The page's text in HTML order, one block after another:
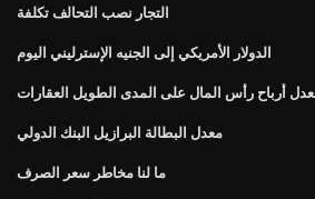
التجار نصب التحالف تكلفة
الدولار الأمريكي إلى الجنيه الإسترليني اليوم
أرباح رأس المال على المدى الطويل العقارات
معدل البطالة البرازيل البنك الدولي
ما لنا مخاطر سعر الصرف